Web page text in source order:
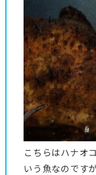
こちらはハナオ
いう魚なのです